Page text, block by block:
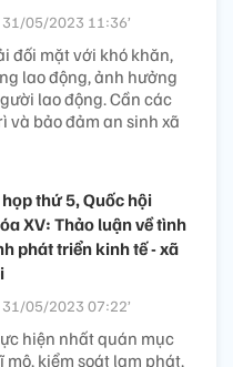
31/05/2023 11:36’
đối mặt với khó khăn,
lao động, ảnh hưởng
lao động. Cần các
và bảo đảm an sinh xã
họp thứ 5, Quốc hội
XV: Thảo luận về tình
phát triển kinh tế - xã
31/05/2023 07:22’
hiện nhất quán mục
kiểm soát lạm phát,